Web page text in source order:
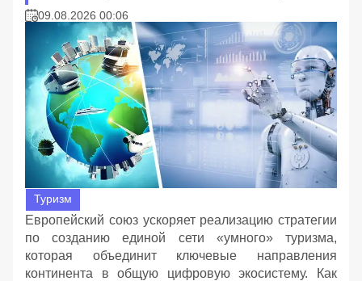
09.08.2026 00:06
Туризм
Европейский союз ускоряет реализацию стратегии
по созданию единой сети «умного» туризма,
которая объединит ключевые направления
континента в общую цифровую экосистему. Как